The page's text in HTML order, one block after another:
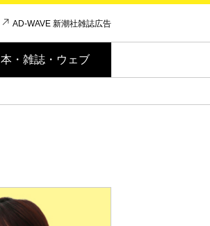
AD-WAVE 新潮社雑誌広告
本・雑誌・ウェブ